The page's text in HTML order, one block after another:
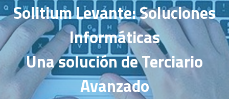
Solitium Levante: Soluciones
Informáticas
Una solución de Terciario
Avanzado